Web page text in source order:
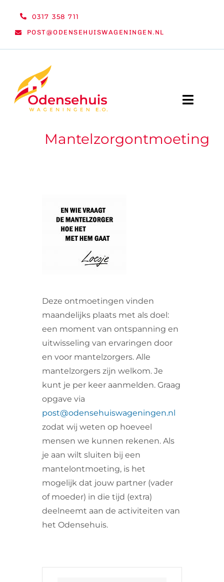
0317 358 711
POST@ODENSEHUISWAGENINGEN.NL
Toggle
WELKOM
ORGANISATIE
Mantelzorgontmoeting
Deze ontmoetingen vinden
maandelijks plaats met als doel:
een moment van ontspanning en
uitwisseling van ervaringen door
en voor mantelzorgers. Alle
mantelzorgers zijn welkom. Je
kunt je per keer aanmelden. Graag
opgave via
post@odensehuiswageningen.nl
zodat wij weten op hoeveel
mensen we kunnen rekenen. Als
je aan wilt sluiten bij een
mantelontmoeting, is het
mogelijk dat jouw partner (vader
of moeder) in die tijd (extra)
deelneemt aan de activiteiten van
het Odensehuis.